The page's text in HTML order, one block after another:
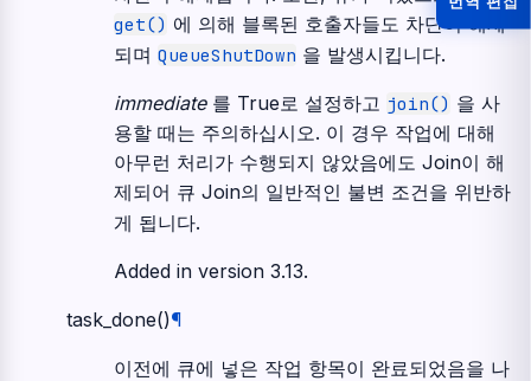
get() 에 의해 블록된 호출자들도 차단이 해제
되며 QueueShutDown 을 발생시킵니다.
immediate를 True로 설정하고 join() 을 사
용할 때는 주의하십시오. 이 경우 작업에 대해
아무런 처리가 수행되지 않았음에도 Join이 해
제되어 큐 Join의 일반적인 불변 조건을 위반하
게 됩니다.
Added in version 3.13.
task_done()¶
이전에 큐에 넣은 작업 항목이 완료되었음을 나